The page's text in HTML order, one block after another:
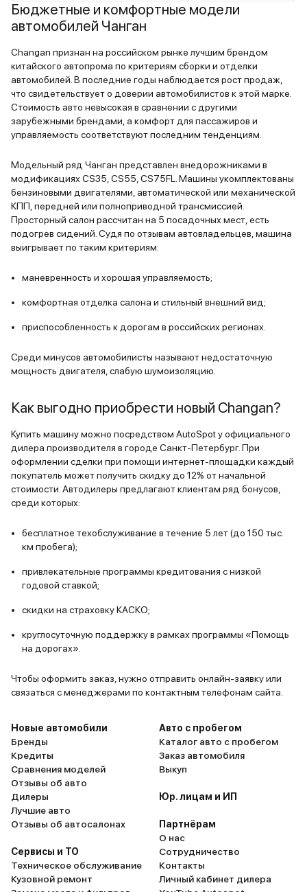
современном рынке, это
единственный автомобиль такого
все продумано, а те кто считают
иначе, просто придираются, тут
даже дело не вкуса и
предпочтения, а какого
общепринятого стандарта,
золотое сечение, автомобиль для
мужчин , мне кажется он реально
для любой публики, все с кем бы я
не общался, кто бы не был моим
пассажиром все однозначно
сходятся во мнение, что Changan
UNI - T просто не может не
нужно человеку? Красота спасёт
исполнено
передние
сидеть на
мне
Очень
её
кнопки
для меня
особенно
планка
конечно я
Changan
но вот
приятно.
Бюджетные и комфортные модели
автомобилей Чанган
Changan признан на российском рынке лучшим брендом
китайского автопрома по критериям сборки и отделки
автомобилей. В последние годы наблюдается рост продаж,
что свидетельствует о доверии автомобилистов к этой марке.
Стоимость авто невысокая в сравнении с другими
зарубежными брендами, а комфорт для пассажиров и
управляемость соответствуют последним тенденциям.
Модельный ряд Чанган представлен внедорожниками в
модификациях CS35, CS55, CS75FL. Машины укомплектованы
бензиновыми двигателями, автоматической или механической
КПП, передней или полноприводной трансмиссией.
Просторный салон рассчитан на 5 посадочных мест, есть
подогрев сидений. Судя по отзывам автовладельцев, машина
выигрывает по таким критериям:
маневренность и хорошая управляемость;
комфортная отделка салона и стильный внешний вид;
приспособленность к дорогам в российских регионах.
Среди минусов автомобилисты называют недостаточную
мощность двигателя, слабую шумоизоляцию.
Как выгодно приобрести новый Changan?
Купить машину можно посредством AutoSpot у официального
дилера производителя в городе Санкт-Петербург. При
оформлении сделки при помощи интернет-площадки каждый
покупатель может получить скидку до 12% от начальной
стоимости. Автодилеры предлагают клиентам ряд бонусов,
среди которых:
бесплатное техобслуживание в течение 5 лет (до 150 тыс.
км пробега);
привлекательные программы кредитования с низкой
годовой ставкой;
скидки на страховку КАСКО;
круглосуточную поддержку в рамках программы «Помощь
на дорогах».
Чтобы оформить заказ, нужно отправить онлайн-заявку или
связаться с менеджерами по контактным телефонам сайта.
Новые автомобили
Бренды
Кредиты
Сравнения моделей
Отзывы об авто
Дилеры
Лучшие авто
Отзывы об автосалонах
Сервисы и ТО
Техническое обслуживание
Кузовной ремонт
Авто с пробегом
Каталог авто с пробегом
Заказ автомобиля
Выкуп
Юр. лицам и ИП
Партнёрам
О нас
Сотрудничество
Контакты
Личный кабинет дилера